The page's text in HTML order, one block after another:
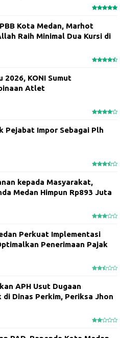
Kota Medan, Marhot
Raih Minimal Dua Kursi di
2026, KONI Sumut
Atlet
Pejabat Impor Sebagai Plh
kepada Masyarakat,
Medan Himpun Rp893 Juta
Perkuat Implementasi
Penerimaan Pajak
APH Usut Dugaan
Dinas Perkim, Periksa Jhon